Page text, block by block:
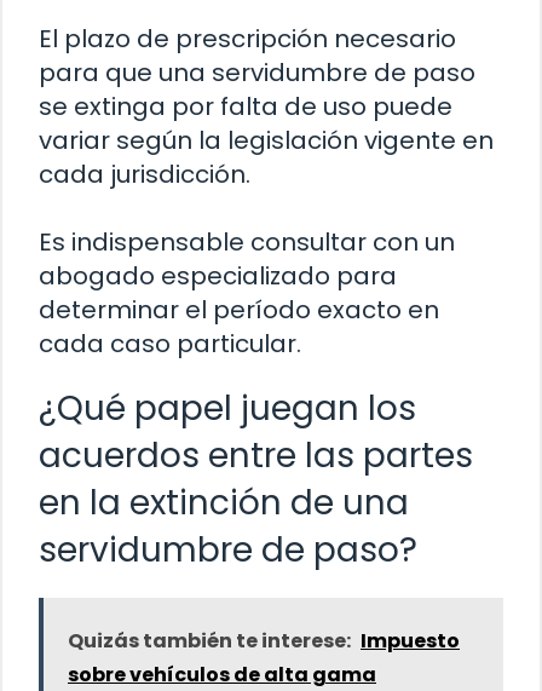
El plazo de prescripción necesario
para que una servidumbre de paso
se extinga por falta de uso puede
variar según la legislación vigente en
cada jurisdicción.
Es indispensable consultar con un
abogado especializado para
determinar el período exacto en
cada caso particular.
¿Qué papel juegan los
acuerdos entre las partes
en la extinción de una
servidumbre de paso?
Quizás también te interese: Impuesto
sobre vehículos de alta gama